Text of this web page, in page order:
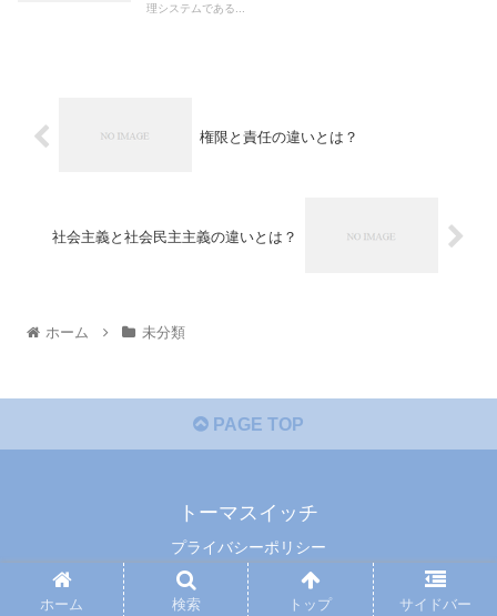
理システムである...
権限と責任の違いとは？
社会主義と社会民主主義の違いとは？
ホーム 未分類
PAGE TOP
トーマスイッチ
プライバシーポリシー
© 2014 トーマスイッチ.
ホーム 検索 トップ サイドバー